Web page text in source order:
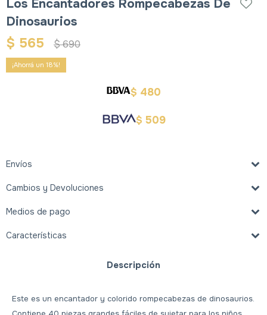
Los Encantadores Rompecabezas De
Dinosaurios
$ 565 $690
18
$ 480
$ 509
Envíos
Cambios y Devoluciones
Medios de pago
Características
Descripción
Este es un encantador y colorido rompecabezas de dinosaurios.